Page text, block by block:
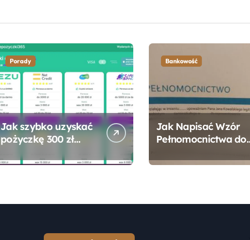
Porady
Jak szybko uzyskać
pożyczkę 300 zł
formalności?
Bankowość
Jak Napisać Wzór
Pełnomocnictwa do
Praktyczny